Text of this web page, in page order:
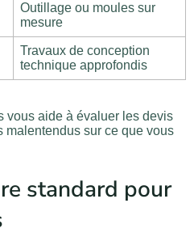
Outillage ou moules sur
mesure
Travaux de conception
technique approfondis
vous aide à évaluer les devis
malentendus sur ce que vous
standard pour